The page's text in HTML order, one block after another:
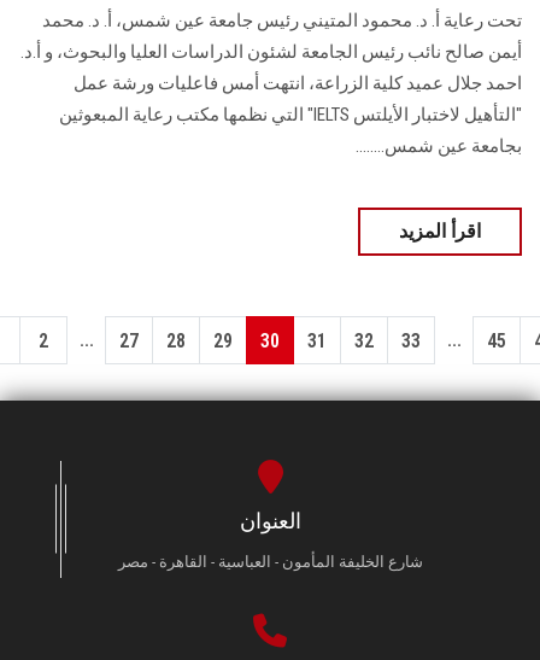
تحت رعاية أ. د. محمود المتيني رئيس جامعة عين شمس، أ. د. محمد
أيمن صالح نائب رئيس الجامعة لشئون الدراسات العليا والبحوث، و أ.د.
احمد جلال عميد كلية الزراعة، انتهت أمس فاعليات ورشة عمل
"التأهيل لاختبار الأيلتس IELTS" التي نظمها مكتب رعاية المبعوثين
بجامعة عين شمس........
اقرأ المزيد
2 ... 27 28 29 30 31 32 33 ... 45
العنوان
شارع الخليفة المأمون - العباسية - القاهرة - مصر